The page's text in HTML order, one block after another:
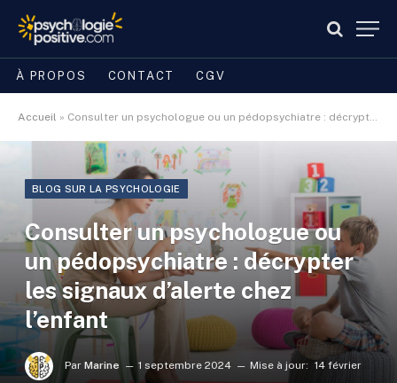
À PROPOS CONTACT CGV
Accueil » Consulter un psychologue ou un pédopsychiatre : décrypter les signaux d’alerte chez l’enfant
BLOG SUR LA PSYCHOLOGIE
Consulter un psychologue ou
un pédopsychiatre : décrypter
les signaux d’alerte chez
l’enfant
Par Marine 1 septembre 2024 Mise à jour: 14 février